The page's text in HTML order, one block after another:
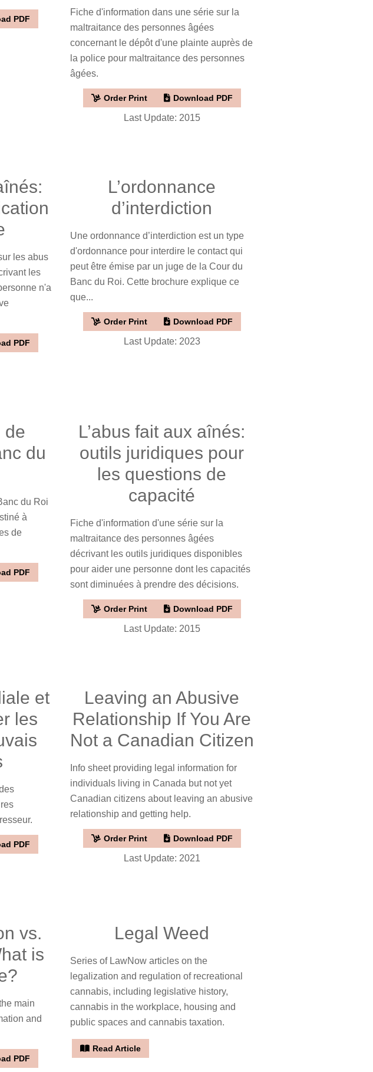
PDF
Fiche d'information dans une série sur la
maltraitance des personnes âgées
concernant le dépôt d'une plainte auprès de
la police pour maltraitance des personnes
âgées.
Order Print Download PDF
Last Update: 2015
les abus
les
n'a
PDF
L’ordonnance
d’interdiction
Une ordonnance d’interdiction est un type
d'ordonnance pour interdire le contact qui
peut être émise par un juge de la Cour du
Banc du Roi. Cette brochure explique ce
que...
Order Print Download PDF
Last Update: 2023
de
du
du Roi
à
de
PDF
L’abus fait aux aînés:
outils juridiques pour
les questions de
capacité
Fiche d'information d'une série sur la
maltraitance des personnes âgées
décrivant les outils juridiques disponibles
pour aider une personne dont les capacités
sont diminuées à prendre des décisions.
Order Print Download PDF
Last Update: 2015
et
les
PDF
Leaving an Abusive
Relationship If You Are
Not a Canadian Citizen
Info sheet providing legal information for
individuals living in Canada but not yet
Canadian citizens about leaving an abusive
relationship and getting help.
Order Print Download PDF
Last Update: 2021
vs.
is
main
and
PDF
Legal Weed
Series of LawNow articles on the
legalization and regulation of recreational
cannabis, including legislative history,
cannabis in the workplace, housing and
public spaces and cannabis taxation.
Read Article